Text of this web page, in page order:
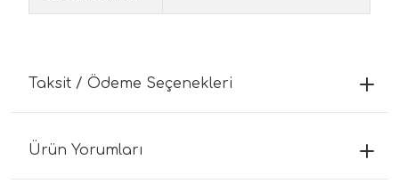
Taksit / Ödeme Seçenekleri
Ürün Yorumları